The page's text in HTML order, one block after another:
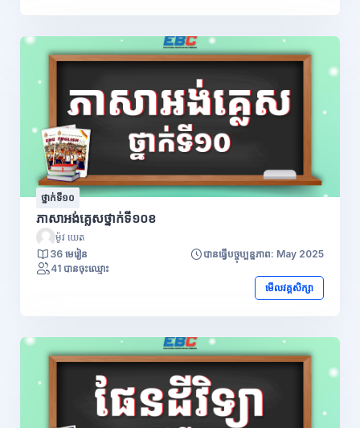
ថ្នាក់ទី១០
ភាសាអង់គ្លេសថ្នាក់ទី១០ខ
ម៉ូវ យេត
36 មេរៀន
បានធ្វើបច្ចុប្បន្នភាព: May 2025
41 បានចុះឈ្មោះ
មើលវគ្គសិក្សា